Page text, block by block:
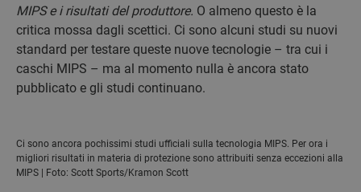
MIPS e i risultati del produttore. O almeno questo è la
critica mossa dagli scettici. Ci sono alcuni studi su nuovi
standard per testare queste nuove tecnologie – tra cui i
caschi MIPS – ma al momento nulla è ancora stato
pubblicato e gli studi continuano.
Ci sono ancora pochissimi studi ufficiali sulla tecnologia MIPS. Per ora i
migliori risultati in materia di protezione sono attribuiti senza eccezioni alla
MIPS | Foto: Scott Sports/Kramon Scott